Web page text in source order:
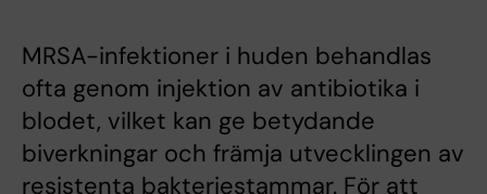
MRSA-infektioner i huden behandlas
ofta genom injektion av antibiotika i
blodet, vilket kan ge betydande
biverkningar och främja utvecklingen av
resistenta bakteriestammar. För att